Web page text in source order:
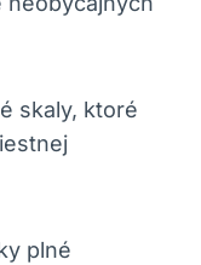
‌skaly, ‍ktoré
plné